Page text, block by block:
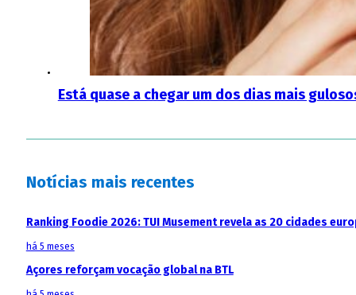
Está quase a chegar um dos dias mais
Notícias mais recentes
Ranking Foodie 2026: TUI Musement revela as 20 cidades
há 5 meses
Açores reforçam vocação global na BTL